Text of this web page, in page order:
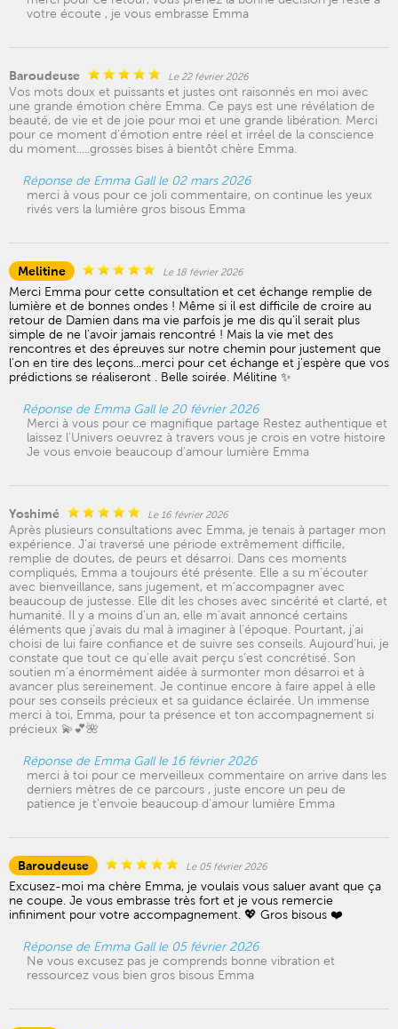
votre écoute , je vous embrasse Emma
Baroudeuse Le 22 février 2026
Vos mots doux et puissants et justes ont raisonnés en moi avec
une grande émotion chère Emma. Ce pays est une révélation de
beauté, de vie et de joie pour moi et une grande libération. Merci
pour ce moment d'émotion entre réel et irréel de la conscience
du moment.....grosses bises à bientôt chère Emma.
Réponse de Emma Gall le 02 mars 2026
merci à vous pour ce joli commentaire, on continue les yeux
rivés vers la lumière gros bisous Emma
Melitine Le 18 février 2026
Merci Emma pour cette consultation et cet échange remplie de
lumière et de bonnes ondes ! Même si il est difficile de croire au
retour de Damien dans ma vie parfois je me dis qu'il serait plus
simple de ne l'avoir jamais rencontré ! Mais la vie met des
rencontres et des épreuves sur notre chemin pour justement que
l'on en tire des leçons...merci pour cet échange et j'espère que vos
prédictions se réaliseront . Belle soirée. Mélitine ✨️
Réponse de Emma Gall le 20 février 2026
Merci à vous pour ce magnifique partage Restez authentique et
laissez l'Univers oeuvrez à travers vous je crois en votre histoire
Je vous envoie beaucoup d'amour lumière Emma
Yoshimé Le 16 février 2026
Après plusieurs consultations avec Emma, je tenais à partager mon
expérience. J’ai traversé une période extrêmement difficile,
remplie de doutes, de peurs et désarroi. Dans ces moments
compliqués, Emma a toujours été présente. Elle a su m’écouter
avec bienveillance, sans jugement, et m’accompagner avec
beaucoup de justesse. Elle dit les choses avec sincérité et clarté, et
humanité. Il y a moins d'un an, elle m’avait annoncé certains
éléments que j’avais du mal à imaginer à l’époque. Pourtant, j’ai
choisi de lui faire confiance et de suivre ses conseils. Aujourd’hui, je
constate que tout ce qu’elle avait perçu s’est concrétisé. Son
soutien m’a énormément aidée à surmonter mon désarroi et à
avancer plus sereinement. Je continue encore à faire appel à elle
pour ses conseils précieux et sa guidance éclairée. Un immense
merci à toi, Emma, pour ta présence et ton accompagnement si
précieux 💫💕🌺
Réponse de Emma Gall le 16 février 2026
merci à toi pour ce merveilleux commentaire on arrive dans les
derniers mètres de ce parcours , juste encore un peu de
patience je t'envoie beaucoup d'amour lumière Emma
Baroudeuse Le 05 février 2026
Excusez-moi ma chère Emma, je voulais vous saluer avant que ça
ne coupe. Je vous embrasse très fort et je vous remercie
infiniment pour votre accompagnement. 💖 Gros bisous ❤️
Réponse de Emma Gall le 05 février 2026
Ne vous excusez pas je comprends bonne vibration et
ressourcez vous bien gros bisous Emma